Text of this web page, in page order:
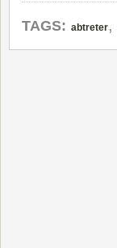
TAGS: abtreter,